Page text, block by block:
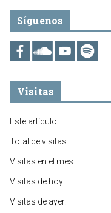
Síguenos
Visitas
Este artículo:
Total de visitas:
Visitas en el mes:
Visitas de hoy:
Visitas de ayer: